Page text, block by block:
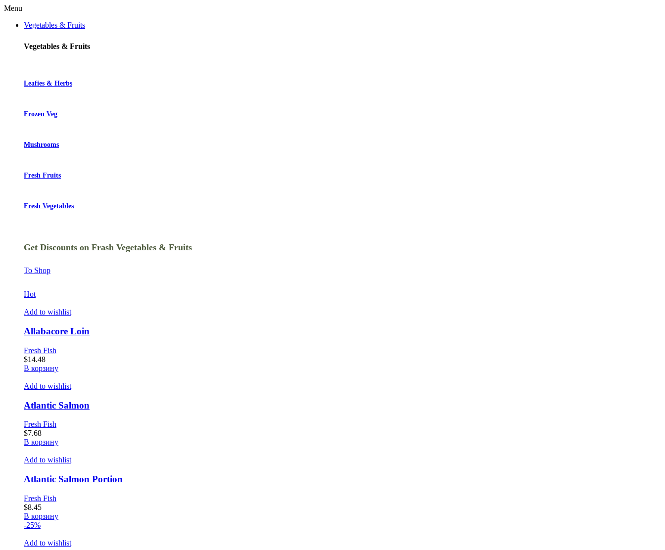
Menu
Vegetables & Fruits
Vegetables & Fruits
Leafies & Herbs
Frozen Veg
Mushrooms
Fresh Fruits
Fresh Vegetables
Get Discounts on Frash Vegetables & Fruits
To Shop
Hot
Add to wishlist
Allabacore Loin
Fresh Fish
$14.48
В корзину
Add to wishlist
Atlantic Salmon
Fresh Fish
$7.68
В корзину
Add to wishlist
Atlantic Salmon Portion
Fresh Fish
$8.45
В корзину
-25%
Add to wishlist